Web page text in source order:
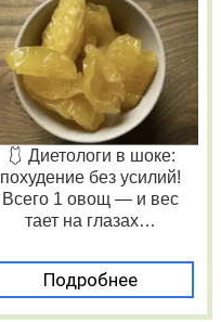
🩱 Диетологи в шоке:
похудение без усилий!
Всего 1 овощ — и вес
тает на глазах…
Подробнее